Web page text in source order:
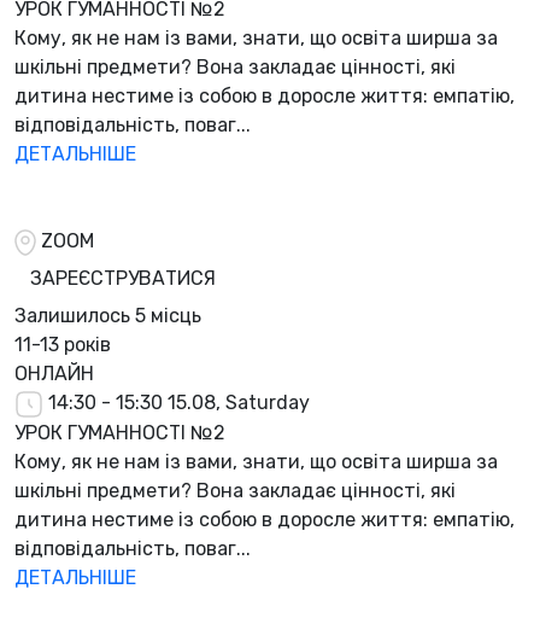
УРОК ГУМАННОСТІ №2
Кому, як не нам із вами, знати, що освіта ширша за
шкільні предмети? Вона закладає цінності, які
дитина нестиме із собою в доросле життя: емпатію,
відповідальність, поваг...
ДЕТАЛЬНІШЕ
ZOOM
ЗАРЕЄСТРУВАТИСЯ
Залишилось 5 місць
11-13 років
ОНЛАЙН
14:30 - 15:30 15.08, Saturday
УРОК ГУМАННОСТІ №2
Кому, як не нам із вами, знати, що освіта ширша за
шкільні предмети? Вона закладає цінності, які
дитина нестиме із собою в доросле життя: емпатію,
відповідальність, поваг...
ДЕТАЛЬНІШЕ